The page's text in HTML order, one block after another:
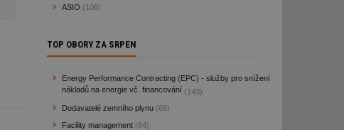
ASIO (106)
TOP OBORY ZA SRPEN
Energy Performance Contracting (EPC) - služby pro snížení
nákladů na energie vč. financování (143)
Dodavatelé zemního plynu (68)
Facility management (64)